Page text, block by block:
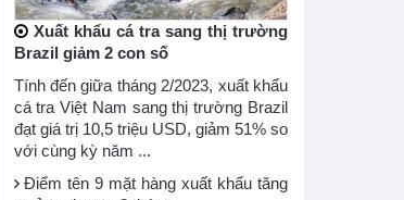
Xuất khẩu cá tra sang thị trường
Brazil giảm 2 con số
Tính đến giữa tháng 2/2023, xuất khẩu
cá tra Việt Nam sang thị trường Brazil
đạt giá trị 10,5 triệu USD, giảm 51% so
với cùng kỳ năm ...
Điểm tên 9 mặt hàng xuất khẩu tăng